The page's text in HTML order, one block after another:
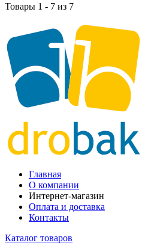
Товары 1 - 7 из 7
Главная
О компании
Интернет-магазин
Оплата и доставка
Контакты
Каталог товаров